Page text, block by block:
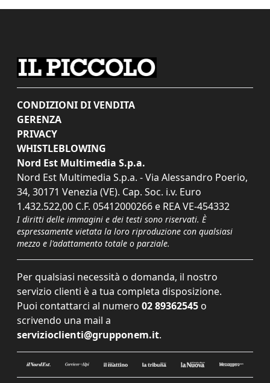
CONDIZIONI DI VENDITA
GERENZA
PRIVACY
WHISTLEBLOWING
Nord Est Multimedia S.p.a.
Nord Est Multimedia S.p.a. - Via Alessandro Poerio,
34, 30171 Venezia (VE). Cap. Soc. i.v. Euro
1.432.522,00 C.F. 05412000266 e REA VE-454332
I diritti delle immagini e dei testi sono riservati. È
espressamente vietata la loro riproduzione con qualsiasi
mezzo e l'adattamento totale o parziale.
Per qualsiasi necessità o domanda, il nostro
servizio clienti è a tua completa disposizione.
Puoi contattarci al numero 02 89362545 o
scrivendo una mail a
servizioclienti@grupponem.it.